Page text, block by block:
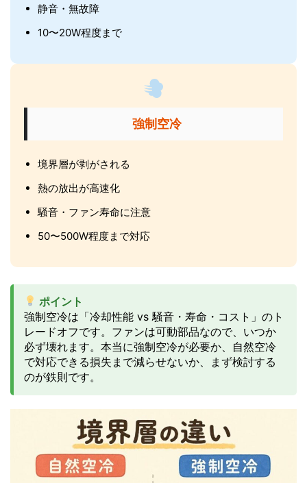
静音・無故障
10〜20W程度まで
強制空冷
境界層が剥がされる
熱の放出が高速化
騒音・ファン寿命に注意
50〜500W程度まで対応
ポイント
強制空冷は「冷却性能 vs 騒音・寿命・コスト」のト
レードオフです。ファンは可動部品なので、いつか
必ず壊れます。本当に強制空冷が必要か、自然空冷
で対応できる損失まで減らせないか、まず検討する
のが鉄則です。